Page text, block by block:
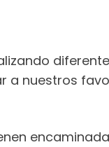
a nuestros